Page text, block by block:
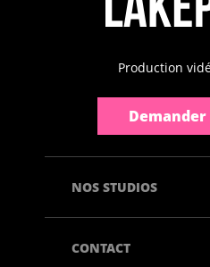
Production
NOS STUDIOS
CONTACT